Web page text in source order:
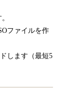
ファイルを作
します（最短5